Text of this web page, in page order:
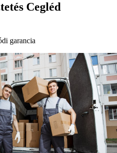
Cegléd
garancia